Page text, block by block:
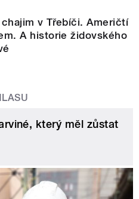
v Třebíči. Američtí
A historie židovského
který měl zůstat